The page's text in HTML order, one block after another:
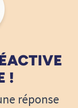
métallique
!
réponse